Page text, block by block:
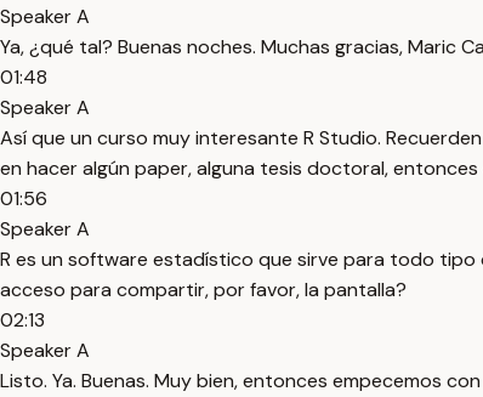
Speaker A
Ya, ¿qué tal? Buenas noches. Muchas gracias, Maric
01:48
Speaker A
Así que un curso muy interesante R Studio.
en hacer algún paper, alguna tesis doctoral,
01:56
Speaker A
R es un software estadístico que sirve para todo tipo
acceso para compartir, por favor, la pantalla?
02:13
Speaker A
Listo. Ya. Buenas. Muy bien, entonces empecemos